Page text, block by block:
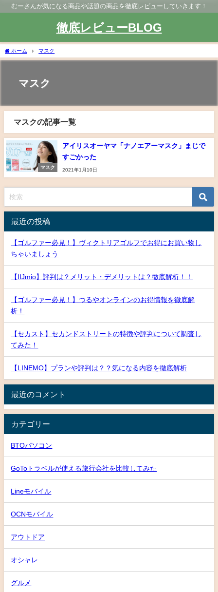
むーさんが気になる商品や話題の商品を徹底レビューしていきます！
徹底レビューBLOG
ホーム マスク
マスク
マスクの記事一覧
マスク
アイリスオーヤマ「ナノエアーマスク」まじで
すごかった
2021年1月10日
最近の投稿
【ゴルファー必見！】ヴィクトリアゴルフでお得にお買い物し
ちゃいましょう
【IIJmio】評判は？メリット・デメリットは？徹底解析！！
【ゴルファー必見！】つるやオンラインのお得情報を徹底解
析！
【セカスト】セカンドストリートの特徴や評判について調査し
てみた！
【LINEMO】プランや評判は？？気になる内容を徹底解析
最近のコメント
カテゴリー
BTOパソコン
GoToトラベルが使える旅行会社を比較してみた
Lineモバイル
OCNモバイル
アウトドア
オシャレ
グルメ